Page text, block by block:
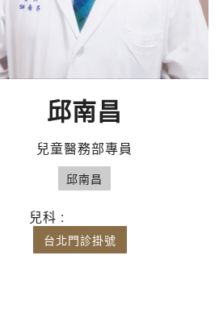
邱南昌
兒童醫務部專員
邱南昌
兒科 :
台北門診掛號